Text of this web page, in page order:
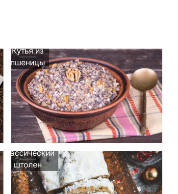
Кутья из
пшеницы
Классический
штолен